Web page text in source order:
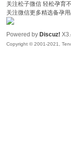
关注松子微信 轻松孕育
关注微信更多精选备孕
Powered by Discuz!
Copyright © 2001-2021,